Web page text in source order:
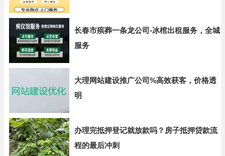
长春市殡葬一条龙公司-冰棺出租服务，全城
服务
大理网站建设推广公司%高效获客，价格透
明
办理完抵押登记就放款吗？房子抵押贷款流
程的最后冲刺